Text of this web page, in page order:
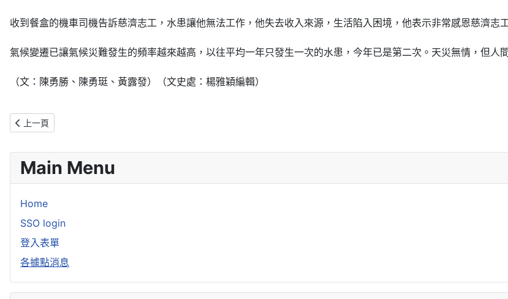
收到餐盒的機車司機告訴慈濟志工，水患讓他無法工作，他失去收入來源，生活陷入困境，他表示非常感恩慈濟志
氣候變遷已讓氣候災難發生的頻率越來越高，以往平均一年只發生一次的水患，今年已是第二次。天災無情，但人
（文：陳勇勝、陳勇珽、黃露發）（文史處：楊雅穎編輯）
上一篇文章: 臺中慈院簡守信院長 榮獲第卅三屆醫療奉獻獎
上一頁
Main Menu
Home
SSO login
登入表單
各據點消息